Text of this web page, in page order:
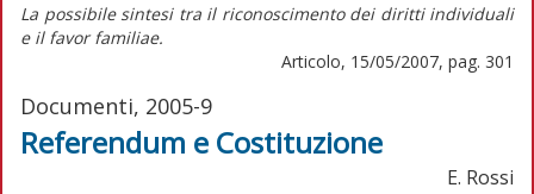
La possibile sintesi tra il riconoscimento dei diritti individuali
e il favor familiae.
Articolo, 15/05/2007, pag. 301
Documenti, 2005-9
Referendum e Costituzione
E. Rossi